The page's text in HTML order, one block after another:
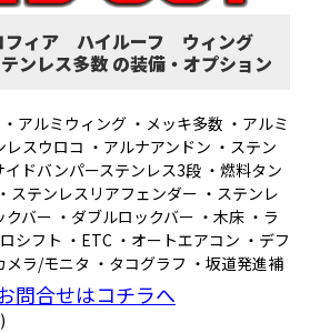
フィア ハイルーフ ウィング
レス多数 の装備・オプション
アルミウィング ・メッキ多数 ・アルミ
スウロコ ・アルナアンドン ・ステン
イドバンパーステンレス3段 ・燃料タン
テンレスリアフェンダー ・ステンレ
バー ・ダブルロックバー ・木床 ・ラ
シフト ・ETC ・オートエアコン ・デフ
ラ/モニタ ・タコグラフ ・坂道発進補
問合せはコチラへ